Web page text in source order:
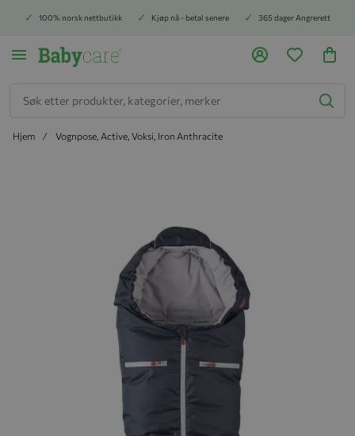
100% norsk nettbutikk Kjøp nå - betal senere 365 dager Angrerett
Hjem Vognpose, Active, Voksi, Iron Anthracite